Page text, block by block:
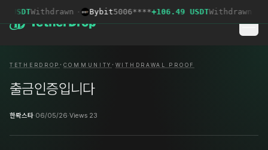
USDTWithdrawn · Bybit5006****+106.49 USDTWithdrawn ·
TETHERDROP · COMMUNITY · WITHDRAWAL PROOF
출금인증입니다
한롹스타·06/05/26·Views 23